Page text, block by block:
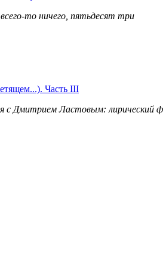
то ничего, пятьдесят три
Часть III
с Дмитрием Ластовым: лирический